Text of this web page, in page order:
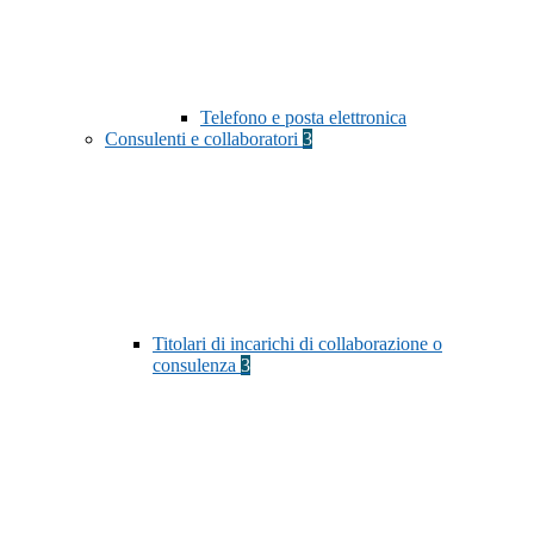
Telefono e posta elettronica
Consulenti e collaboratori 3
Titolari di incarichi di collaborazione o
consulenza 3